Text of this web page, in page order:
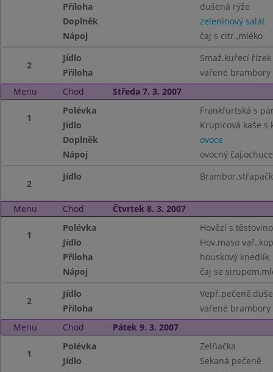
Příloha
dušená rýže
Doplněk
zeleninový salát
Nápoj
čaj s citr.,mléko
2
Jídlo
Smaž.kuřecí řízek
Příloha
vařené brambory
Menu
Chod Středa 7. 3. 2007
1
Polévka
Frankfurtská s
Jídlo
Krupicová kaše s
Doplněk
ovoce
Nápoj
ovocný
2
Jídlo
Menu Chod Čtvrtek 8. 3. 2007
1
Polévka
Hovězí s
Jídlo
Hov.maso
Příloha
houskový knedlík
Nápoj
čaj se
2
Jídlo
Příloha
vařené brambory
Menu
Chod Pátek 9. 3. 2007
1
Polévka
Zelňačka
Jídlo
Sekaná pečeně